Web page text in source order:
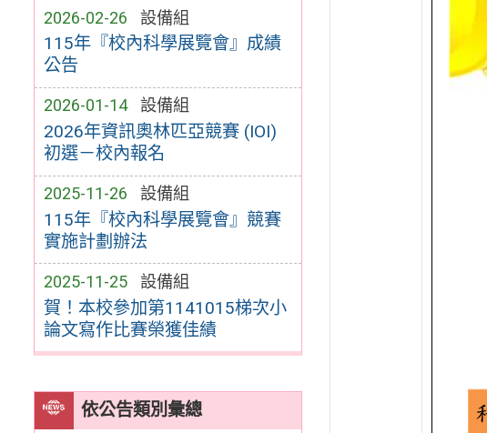
2026-02-26 設備組
115年『校內科學展覽會』成績
公告
2026-01-14 設備組
2026年資訊奧林匹亞競賽 (IOI)
初選－校內報名
2025-11-26 設備組
115年『校內科學展覽會』競賽
實施計劃辦法
2025-11-25 設備組
賀！本校參加第1141015梯次小
論文寫作比賽榮獲佳績
依公告類別彙總